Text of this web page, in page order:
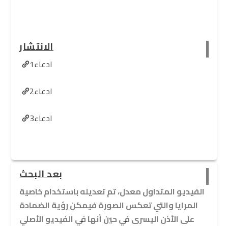
الانتشار
ادعاء1
ادعاء2
ادعاء3
بعد البحث
الفيديو المتداول معدل، تم تعديله باستخدام خاصية
المرايا والتي تعكس الصورة فيمكن رؤية الضمادة
على الأذن اليسرى في حين أنها في الفيديو الأصلي